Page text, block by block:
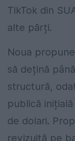
TikTok din
alte părți.
Noua
să dețină
structură,
publică
de dolari.
revizuită pe